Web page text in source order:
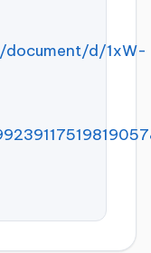
d/1xW-